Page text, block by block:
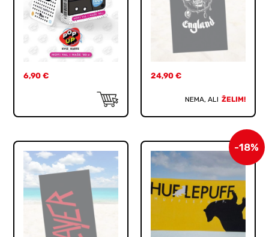
6,90€ 24,90 €
NEMA, ALI ŽELIM!
-18%